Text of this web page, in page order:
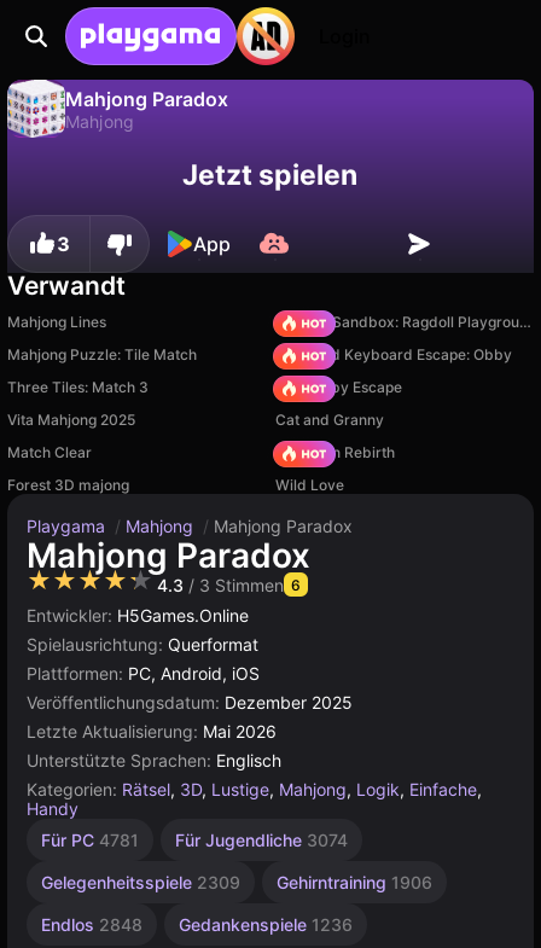
Mahjong Paradox
Mahjong
speichern!
Nein
Jetzt spielen
3 App
Verwandt
Mahjong Lines
Sprunki Sandbox: Ragdoll Playground Mode
Mahjong Puzzle: Tile Match
+1 Speed Keyboard Escape: Obby
Three Tiles: Match 3
Your Obby Escape
Vita Mahjong 2025
Cat and Granny
Match Clear
Stickman Rebirth
Forest 3D majong
Wild Love
Playgama / Mahjong / Mahjong Paradox
Mahjong Paradox
★★★★★4.3 / 3 Stimmen 6
Entwickler: H5Games.Online
Spielausrichtung: Querformat
Plattformen: PC, Android, iOS
Veröffentlichungsdatum: Dezember 2025
Letzte Aktualisierung: Mai 2026
Unterstützte Sprachen: Englisch
Kategorien: Rätsel, 3D, Lustige, Mahjong, Logik, Einfache,
Handy
Für PC 4781 Für Jugendliche 3074
Gelegenheitsspiele 2309 Gehirntraining 1906
Endlos 2848 Gedankenspiele 1236
Desktop
Geometrie
Hochwertige
Für
1480
Browser